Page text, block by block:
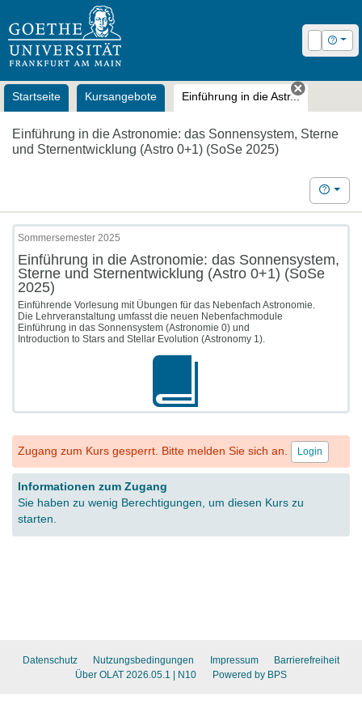
Login Hilfe
Startseite Kursangebote Einführung in die Astr...
Tab
Einführung in die Astronomie: das Sonnensystem, Sterne
und Sternentwicklung (Astro 0+1) (SoSe 2025)
Hilfe
Sommersemester 2025
Einführung in die Astronomie: das Sonnensystem,
Sterne und Sternentwicklung (Astro 0+1) (SoSe
2025)
Einführende Vorlesung mit Übungen für das Nebenfach Astronomie.
Die Lehrveranstaltung umfasst die neuen Nebenfachmodule
Einführung in das Sonnensystem (Astronomie 0) und
Introduction to Stars and Stellar Evolution (Astronomy 1).
Zugang zum Kurs gesperrt. Bitte melden Sie sich an. Login
Informationen zum Zugang
Sie haben zu wenig Berechtigungen, um diesen Kurs zu
starten.
Datenschutz Nutzungsbedingungen Impressum
Barrierefreiheit
Über OLAT 2026.05.1
| N10 Powered by BPS